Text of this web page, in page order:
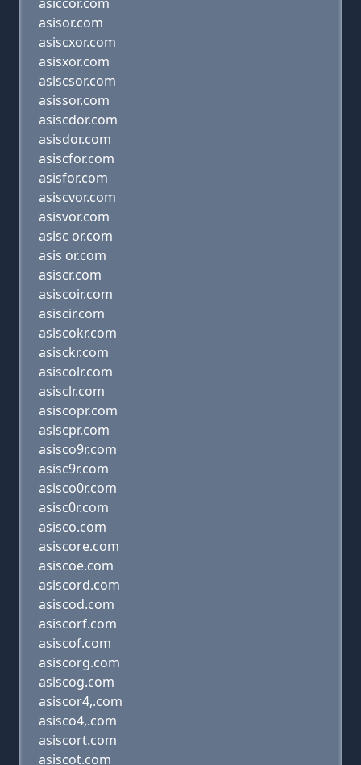
asisor.com
asiscxor.com
asisxor.com
asiscsor.com
asissor.com
asiscdor.com
asisdor.com
asiscfor.com
asisfor.com
asiscvor.com
asisvor.com
asisc or.com
asis or.com
asiscr.com
asiscoir.com
asiscir.com
asiscokr.com
asisckr.com
asiscolr.com
asisclr.com
asiscopr.com
asiscpr.com
asisco9r.com
asisc9r.com
asisco0r.com
asisc0r.com
asisco.com
asiscore.com
asiscoe.com
asiscord.com
asiscod.com
asiscorf.com
asiscof.com
asiscorg.com
asiscog.com
asiscor4,.com
asisco4,.com
asiscort.com
asiscot.com